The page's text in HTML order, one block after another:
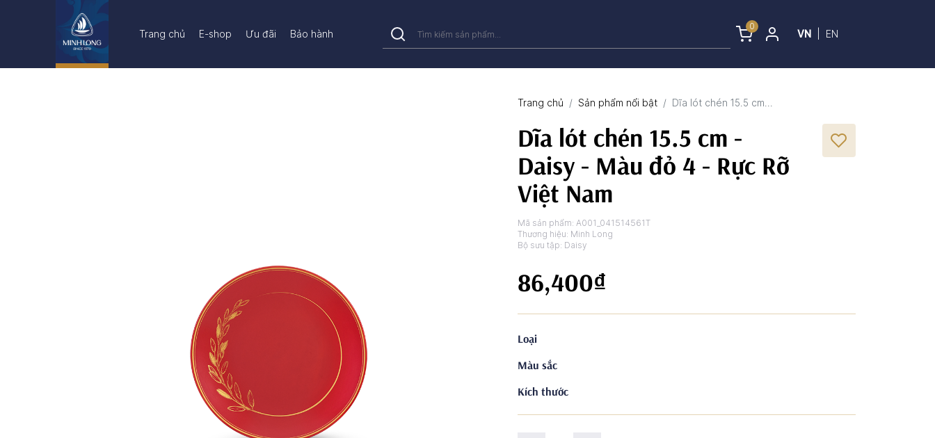
Trang chủ E-shop Ưu đãi Bảo hành
0
VN EN
Trang chủ Sản phẩm nổi bật Dĩa lót chén 15.5 cm...
Dĩa lót chén 15.5 cm -
Daisy - Màu đỏ 4 - Rực Rỡ
Việt Nam
Mã sản phẩm:A001_041514561T
Thương hiệu: Minh Long
Bộ sưu tập: Daisy
86,400₫
Loại
Màu sắc
Kích thước